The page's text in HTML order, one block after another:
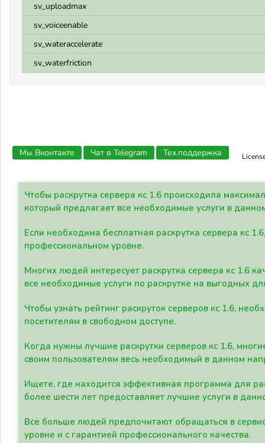
sv_uploadmax
sv_voiceenable
sv_wateraccelerate
sv_waterfriction
Мы Вконтакте Чат в Telegram Тех.поддержка
Чтобы раскрутка сервера кс 1.6 происходила
который предлагает все необходимые услуги в
Если необходима бесплатная раскрутка сервера кс
профессиональном уровне.
Многих людей интересует раскрутка сервера кс 1.6
все необходимые услуги по раскрутке на выгодных
Чтобы узнать рейтинг раскруток серверов кс 1.6,
посетителям в свободном доступе.
Когда нужны лучшие раскрутки серверов кс 1.6,
своим пользователям весь необходимый в данном
Ищете, где находится эффективная программа для
более шести лет предоставляет лучшие услуги в
Все больше людей предпочитают обращаться в
уровне и с гарантией профессионального качества.